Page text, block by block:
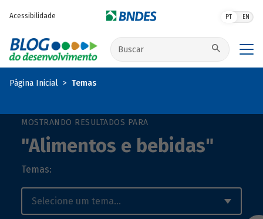
Acessibilidade PT EN
Buscar no site
Página Inicial Temas
MOSTRANDO RESULTADOS PARA
"Alimentos e bebidas"
Temas: